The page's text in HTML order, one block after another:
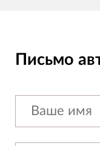
Письмо